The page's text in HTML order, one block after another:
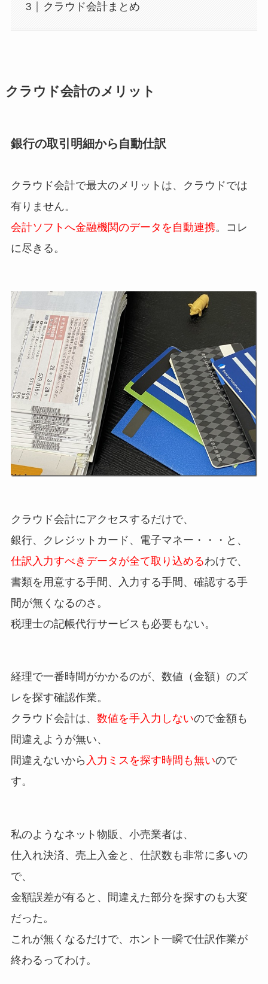
クラウド会計まとめ
クラウド会計のメリット
銀行の取引明細から自動仕訳
クラウド会計で最大のメリットは、クラウドでは
有りません。
会計ソフトへ金融機関のデータを自動連携。コレ
に尽きる。
クラウド会計にアクセスするだけで、
銀行、クレジットカード、電子マネー・・・と、
仕訳入力すべきデータが全て取り込めるわけで、
書類を用意する手間、入力する手間、確認する手
間が無くなるのさ。
税理士の記帳代行サービスも必要もない。
経理で一番時間がかかるのが、数値（金額）のズ
レを探す確認作業。
クラウド会計は、 数値を手入力しないので金額も
間違えようが無い、
間違えないから 入力ミスを探す時間も無いので
す。
私のようなネット物販、小売業者は、
仕入れ決済、売上入金と、仕訳数も非常に多いの
で、
金額誤差が有ると、間違えた部分を探すのも大変
だった。
これが無くなるだけで、ホント一瞬で仕訳作業が
終わるってわけ。